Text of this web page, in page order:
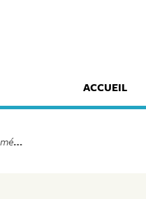
ACCUEIL
Modélisation mathématique et mégadonnées